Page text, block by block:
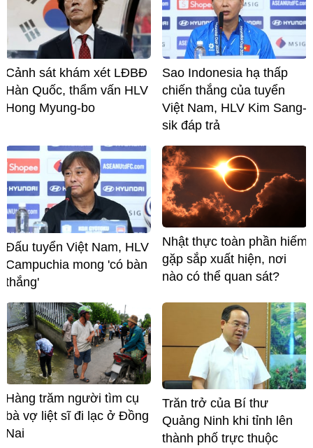
Cảnh sát khám xét LĐBĐ
Hàn Quốc, thẩm vấn HLV
Hong Myung-bo
Sao Indonesia hạ thấp
chiến thắng của tuyển
Việt Nam, HLV Kim Sang-
sik đáp trả
Đấu tuyển Việt Nam, HLV
Campuchia mong 'có bàn
thắng'
Nhật thực toàn phần hiếm
gặp sắp xuất hiện, nơi
nào có thể quan sát?
Hàng trăm người tìm cụ
bà vợ liệt sĩ đi lạc ở Đồng
Nai
Trăn trở của Bí thư
Quảng Ninh khi tỉnh lên
thành phố trực thuộc